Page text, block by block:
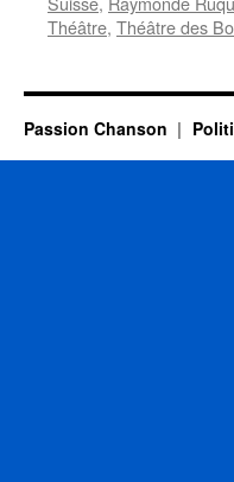
Théâtre, Théâtre des
Passion Chanson